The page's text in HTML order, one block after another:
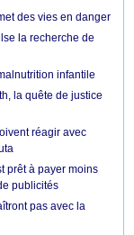
des vies en danger
la recherche de
infantile
la quête de justice
réagir avec
prêt à payer moins
publicités
pas avec la